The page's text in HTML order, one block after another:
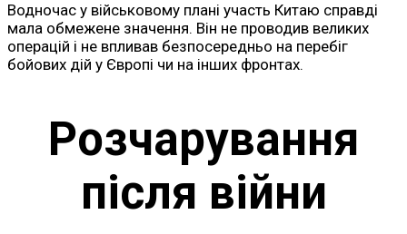
Водночас у військовому плані участь Китаю справді
мала обмежене значення. Він не проводив великих
операцій і не впливав безпосередньо на перебіг
бойових дій у Європі чи на інших фронтах.
Розчарування
після війни